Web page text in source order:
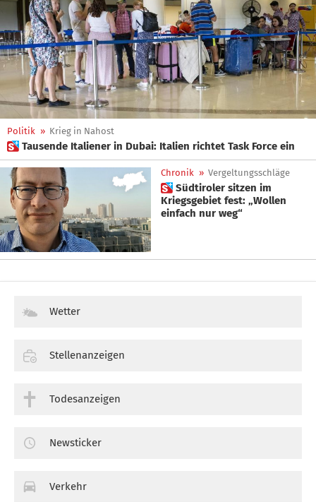
Politik » Krieg in Nahost
 Tausende Italiener in Dubai: Italien richtet Task Force ein
Chronik » Vergeltungsschläge
 Südtiroler sitzen im
Kriegsgebiet fest: „Wollen
einfach nur weg“
Wetter
Stellenanzeigen
Todesanzeigen
Newsticker
Verkehr